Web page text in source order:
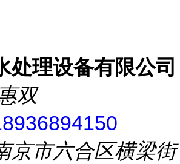
处理设备有限公司
双
京市六合区横梁街